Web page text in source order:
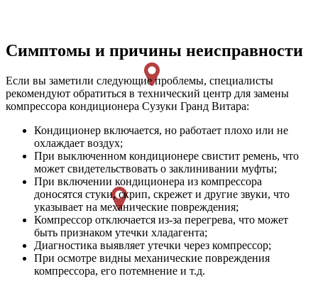
Симптомы и причины неисправности
Если вы заметили следующие проблемы, специалисты
рекомендуют обратиться в технический центр для замены
компрессора кондиционера Сузуки Гранд Витара:
Кондиционер включается, но работает плохо или не
охлаждает воздух;
При выключенном кондиционере свистит ремень, что
может свидетельствовать о заклинивании муфты;
При включении кондиционера из компрессора
доносятся стуки, скрип, скрежет и другие звуки, что
указывает на механические повреждения;
Компрессор отключается из-за перегрева, что может
быть признаком утечки хладагента;
Диагностика выявляет утечки через компрессор;
При осмотре видны механические повреждения
компрессора, его потемнение и т.д.